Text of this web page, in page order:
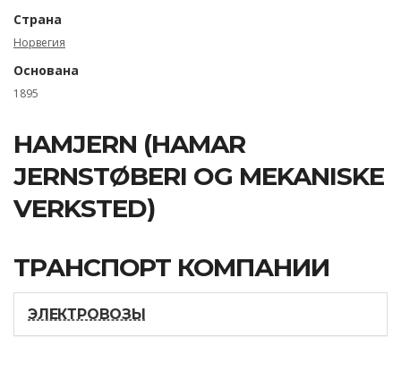
Страна
Норвегия
Основана
1895
HAMJERN (HAMAR
JERNSTØBERI OG MEKANISKE
VERKSTED)
ТРАНСПОРТ КОМПАНИИ
ЭЛЕКТРОВОЗЫ